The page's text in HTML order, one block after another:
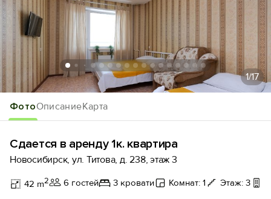
История просмотра
Добавить свой объект
ФотоОписаниеКарта
1/17
Сдается в аренду 1к. квартира
Новосибирск, ул. Титова, д. 238, этаж 3
42 m2 6 гостей 3 кровати Комнат: 1 Этаж: 3